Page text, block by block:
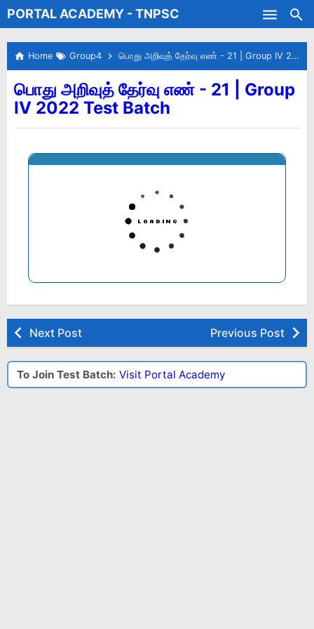
Skip to main content
PORTAL ACADEMY - TNPSC
Test Batches
Home Group4 பொது அறிவுத் தேர்வு எண் - 21 | Group IV 2022 Test Batch
பொது அறிவுத் தேர்வு எண் - 21 | Group
IV 2022 Test Batch
Next Post Previous Post
To Join Test Batch: Visit Portal Academy